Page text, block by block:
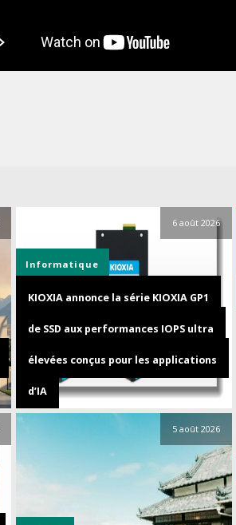
6 août 2026
Informatique
KIOXIA annonce la série KIOXIA GP1
de SSD aux performances IOPS ultra
élevées conçus pour les applications
d’IA
5 août 2026